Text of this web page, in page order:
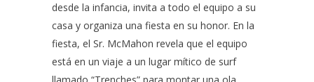
desde la infancia, invita a todo el equipo a su
casa y organiza una fiesta en su honor. En la
fiesta, el Sr. McMahon revela que el equipo
está en un viaje a un lugar mítico de surf